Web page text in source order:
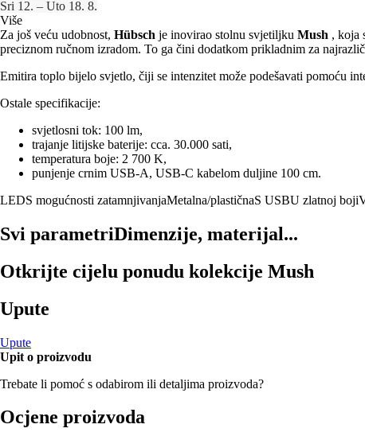
Sri 12. – Uto 18. 8.
Više
Za još veću udobnost, Hübsch je inovirao stolnu svjetiljku Mush , koja
preciznom ručnom izradom. To ga čini dodatkom prikladnim za
Emitira toplo bijelo svjetlo, čiji se intenzitet može podešavati pomoću
Ostale specifikacije:
svjetlosni tok: 100 lm,
trajanje litijske baterije: cca. 30.000 sati,
temperatura boje: 2 700 K,
punjenje crnim USB-A, USB-C kabelom duljine 100 cm.
LEDS mogućnosti zatamnjivanjaMetalna/plastičnaS USBU zlatnoj boji
Svi parametriDimenzije, materijal...
Otkrijte cijelu ponudu kolekcije Mush
Upute
Upute
Upit o proizvodu
Trebate li pomoć s odabirom ili detaljima proizvoda?
Ocjene proizvoda